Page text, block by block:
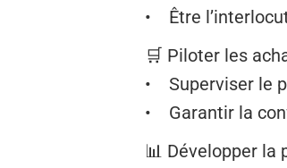
• Être
🛒 Piloter les
• Superviser le
• Garantir la
📊 Développer la